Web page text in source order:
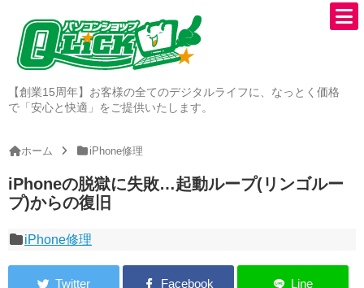
【創業15周年】お客様の全てのデジタルライフに、なっとく価格
で「安心と快適」をご提供いたします。
ホーム iPhone修理
iPhoneの脱獄に失敗…起動ループ(リンゴルー
プ)からの復旧
iPhone修理